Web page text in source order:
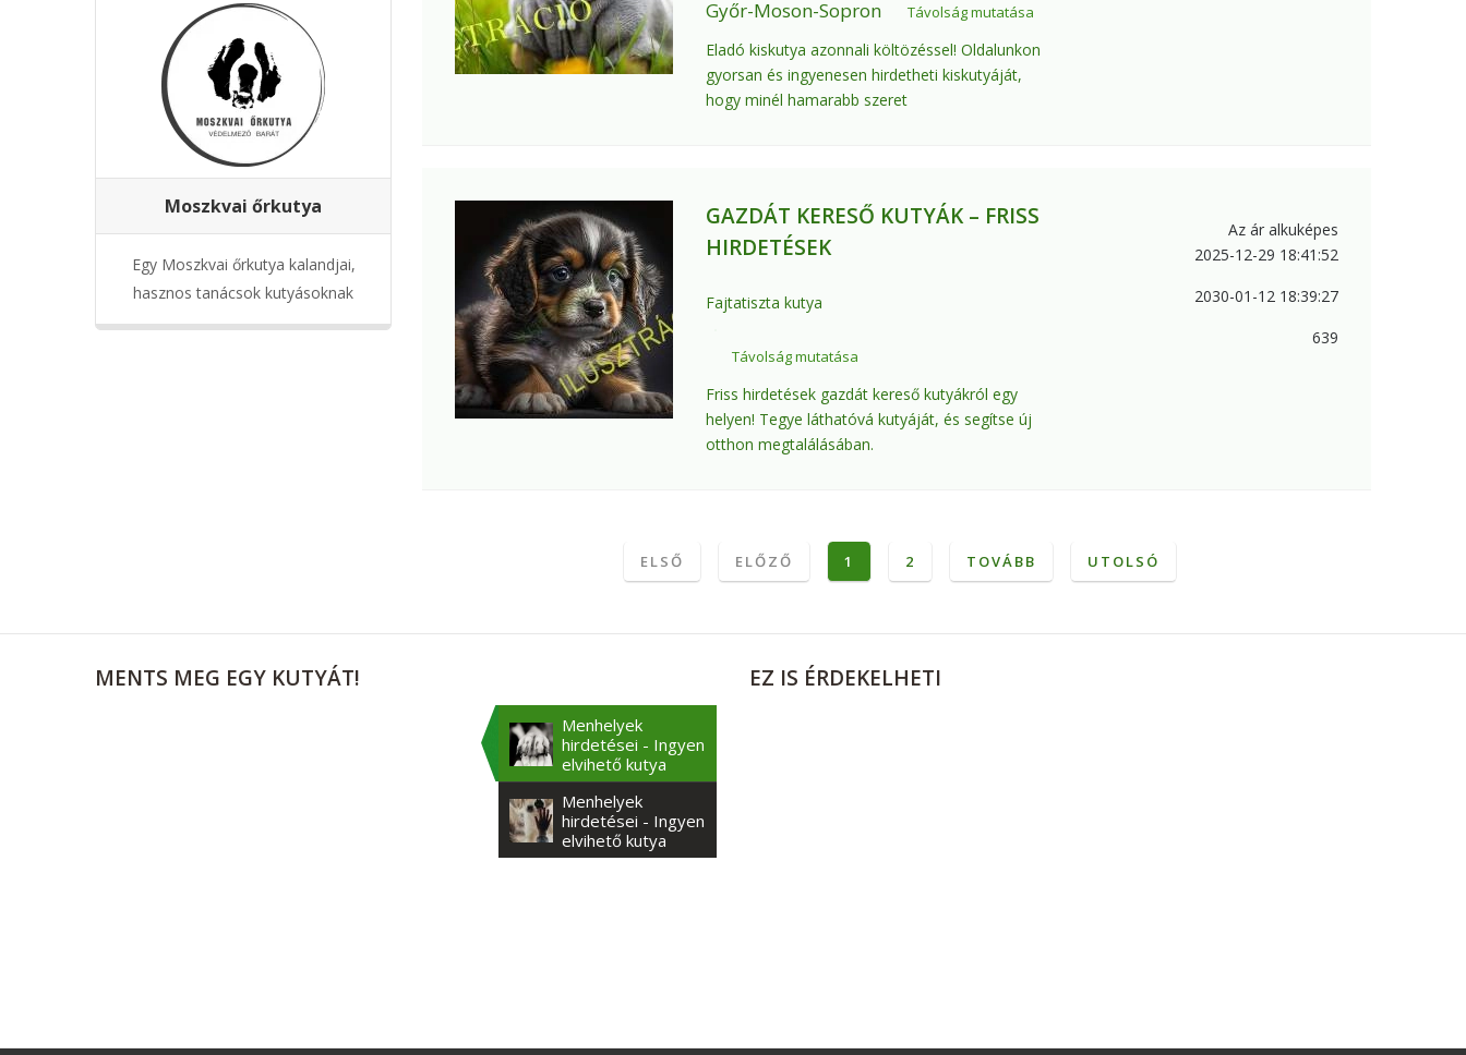
Győr-Moson-Sopron Távolság mutatása
Eladó kiskutya azonnali költözéssel! Oldalunkon
gyorsan és ingyenesen hirdetheti kiskutyáját,
hogy minél hamarabb szeret
GAZDÁT KERESŐ KUTYÁK – FRISS
HIRDETÉSEK
Fajtatiszta kutya
Távolság mutatása
Friss hirdetések gazdát kereső kutyákról egy
helyen! Tegye láthatóvá kutyáját, és segítse új
otthon megtalálásában.
Az ár alkuképes
2025-12-29 18:41:52
2030-01-12 18:39:27
639
ELSŐ ELŐZŐ 1 2 TOVÁBB UTOLSÓ
Moszkvai őrkutya
Egy Moszkvai őrkutya kalandjai,
hasznos tanácsok kutyásoknak
MENTS MEG EGY KUTYÁT!
Menhelyek
hirdetései - Ingyen
elvihető kutya
Menhelyek
hirdetései - Ingyen
elvihető kutya
EZ IS ÉRDEKELHETI